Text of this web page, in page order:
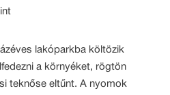
lakóparkba költözik
a környéket, rögtön
teknőse eltűnt. A nyomok